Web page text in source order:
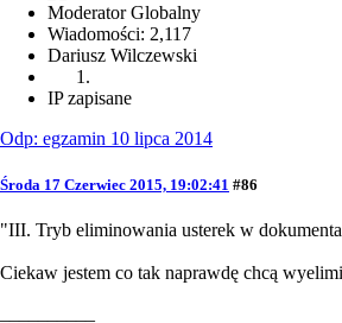
Moderator Globalny
Wiadomości: 2,117
Dariusz Wilczewski
IP zapisane
Odp: egzamin 10 lipca 2014
Środa 17 Czerwiec 2015, 19:02:41 #86
"III. Tryb eliminowania usterek w
Ciekaw jestem co tak naprawdę chcą